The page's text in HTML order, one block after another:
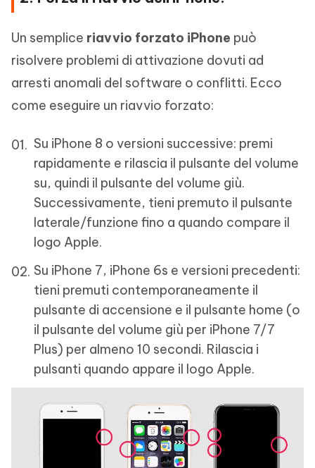
Un semplice riavvio forzato iPhone può
risolvere problemi di attivazione dovuti ad
arresti anomali del software o conflitti. Ecco
come eseguire un riavvio forzato:
Su iPhone 8 o versioni successive: premi
rapidamente e rilascia il pulsante del volume
su, quindi il pulsante del volume giù.
Successivamente, tieni premuto il pulsante
laterale/funzione fino a quando compare il
logo Apple.
Su iPhone 7, iPhone 6s e versioni precedenti:
tieni premuti contemporaneamente il
pulsante di accensione e il pulsante home (o
il pulsante del volume giù per iPhone 7/7
Plus) per almeno 10 secondi. Rilascia i
pulsanti quando appare il logo Apple.